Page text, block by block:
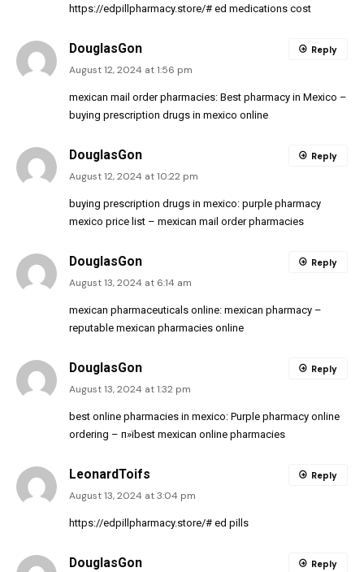
https://edpillpharmacy.store/# ed medications cost
DouglasGon
August 12, 2024 at 1:56 pm
mexican mail order pharmacies: Best pharmacy in Mexico –
buying prescription drugs in mexico online
Reply
DouglasGon
August 12, 2024 at 10:22 pm
buying prescription drugs in mexico: purple pharmacy
mexico price list – mexican mail order pharmacies
Reply
DouglasGon
August 13, 2024 at 6:14 am
mexican pharmaceuticals online: mexican pharmacy –
reputable mexican pharmacies online
Reply
DouglasGon
August 13, 2024 at 1:32 pm
best online pharmacies in mexico: Purple pharmacy online
ordering – п»їbest mexican online pharmacies
Reply
LeonardToifs
August 13, 2024 at 3:04 pm
https://edpillpharmacy.store/# ed pills
Reply
DouglasGon Reply